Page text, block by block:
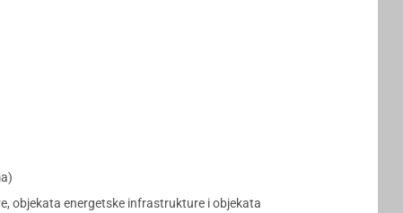
objekata energetske infrastrukture i objekata